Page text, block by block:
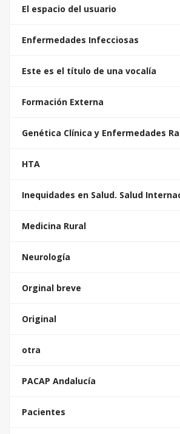
El espacio del usuario
Enfermedades Infecciosas
Este es el título de una vocalía
Formación Externa
Genética Clínica y Enfermedades
HTA
Inequidades en Salud. Salud
Medicina Rural
Neurología
Orginal breve
Original
otra
PACAP Andalucía
Pacientes